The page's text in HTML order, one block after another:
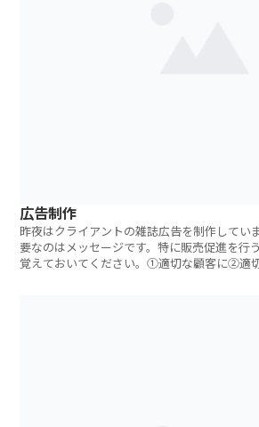
広告制作
昨夜はクライアントの雑誌広告を制作してい
要なのはメッセージです。特に販売促進を行
覚えておいてください。①適切な顧客に②適